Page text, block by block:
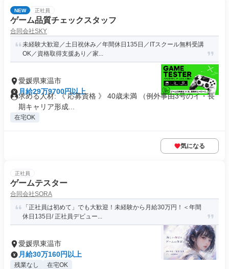
NEW 正社員
ゲーム品質チェックスタッフ
合同会社SKY
未経験大歓迎／土日祝休み／年間休日135日／ITスクール無料受講
OK／資格取得支援あり／家...
愛媛県東温市
月給29万9700円以上
求める人材: 《 応募資格 》 40歳未満 （例外事由3号のイ・長
期キャリア形成...
在宅OK
気になる
正社員
ゲームテスター
合同会社SORA
「正社員は初めて」でも大歓迎！未経験から月給30万円！＜年間
休日135日/ 正社員デビュー...
愛媛県東温市
月給30万160円以上
残業なし 在宅OK